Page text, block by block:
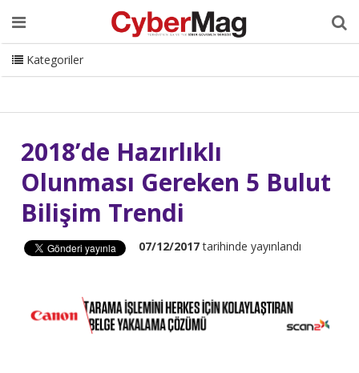
Ana Sayfa Hakkımızda Dergi Editörden
Danışmanlık
ISC Turkey Sizden Gelenler
İletişim
CyberMag Logo
Kategoriler
2018’de Hazırlıklı
Olunması Gereken 5 Bulut
Bilişim Trendi
07/12/2017tarihinde yayınlandı